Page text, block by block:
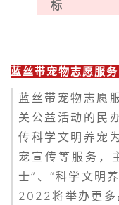
标
蓝丝带宠物志愿服
蓝丝带宠物志愿
关公益活动的民
传科学文明养宠
宠宣传等服务，
士”、“科学文明
2022将举办更多